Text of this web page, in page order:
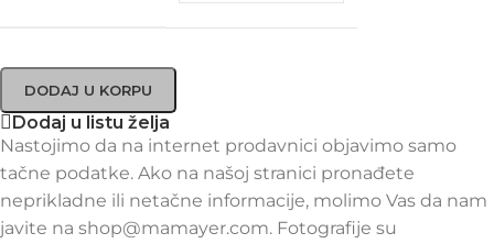
DODAJ U KORPU
Dodaj u listu želja
Nastojimo da na internet prodavnici objavimo samo
tačne podatke. Ako na našoj stranici pronađete
neprikladne ili netačne informacije, molimo Vas da nam
javite na shop@mamayer.com. Fotografije su